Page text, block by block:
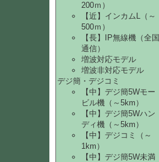
200ｍ）
【近】インカムL（～
500ｍ）
【長】IP無線機（全国
通信）
増波対応モデル
増波非対応モデル
デジ簡・デジコミ
【中】デジ簡5Wモー
ビル機（～5km）
【中】デジ簡5Wハン
ディ機（～5km）
【中】デジコミ（～
1km）
【中】デジ簡5W未満